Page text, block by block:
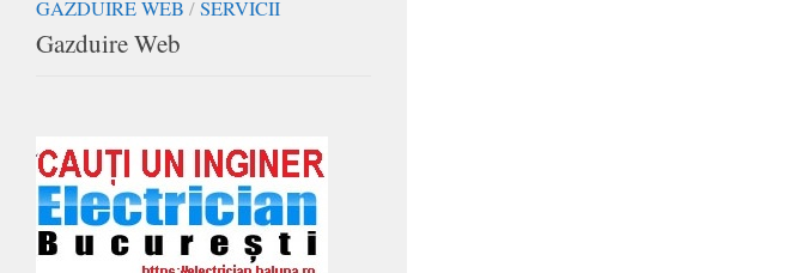
GAZDUIRE WEB /SERVICII
Gazduire Web